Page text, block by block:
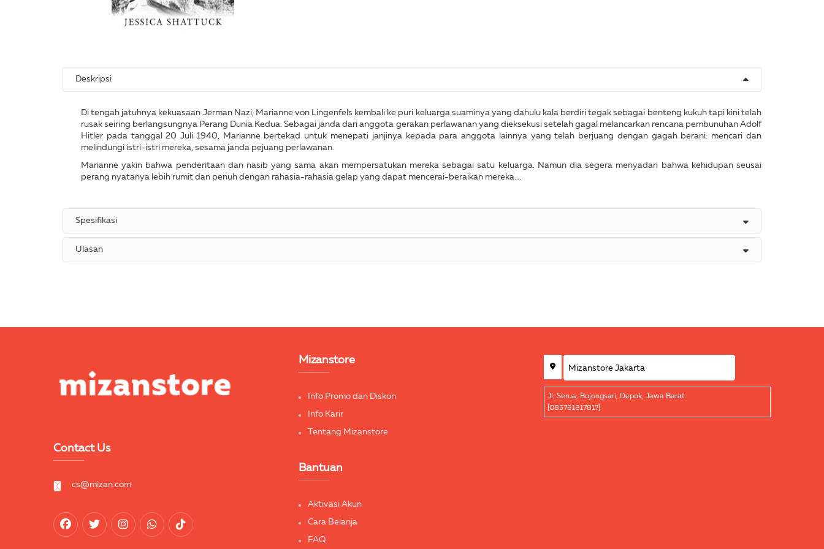
Deskripsi
Di tengah jatuhnya kekuasaan Jerman Nazi, Marianne von Lingenfels kembali ke puri keluarga suaminya yang dahulu kala berdiri tegak sebagai benteng kukuh tapi kini telah
rusak seiring berlangsungnya Perang Dunia Kedua. Sebagai janda dari anggota gerakan perlawanan yang dieksekusi setelah gagal melancarkan rencana pembunuhan Adolf
Hitler pada tanggal 20 Juli 1940, Marianne bertekad untuk menepati janjinya kepada para anggota lainnya yang telah berjuang dengan gagah berani: mencari dan
melindungi istri-istri mereka, sesama janda pejuang perlawanan.
Marianne yakin bahwa penderitaan dan nasib yang sama akan mempersatukan mereka sebagai satu keluarga. Namun dia segera menyadari bahwa kehidupan seusai
perang nyatanya lebih rumit dan penuh dengan rahasia-rahasia gelap yang dapat mencerai-beraikan mereka….
Spesifikasi
Ulasan
Contact Us
cs@mizan.com
Mizanstore
Info Promo dan Diskon
Info Karir
Tentang Mizanstore
Bantuan
Aktivasi Akun
Cara Belanja
FAQ
Jl. Serua, Bojongsari, Depok, Jawa Barat.
[085781817817]